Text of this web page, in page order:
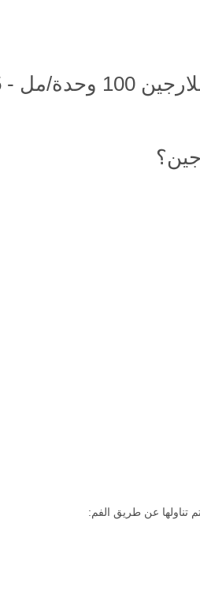
- 3 مل؟
تناولها عن طريق الفم: